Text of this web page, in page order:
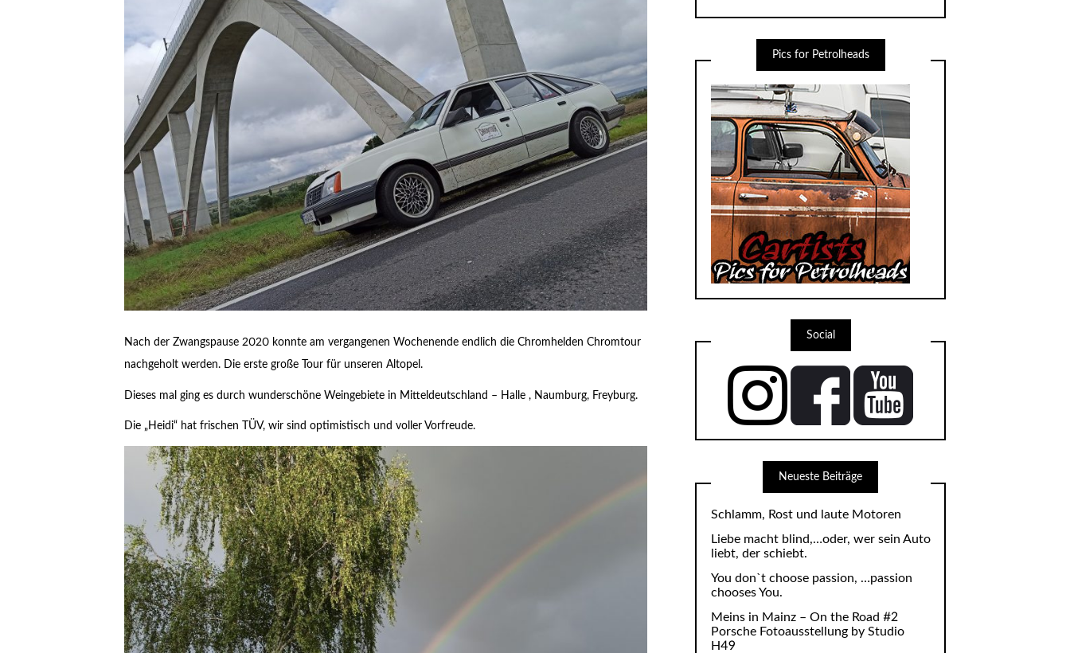
Nach der Zwangspause 2020 konnte am vergangenen Wochenende endlich die Chromhelden Chromtour
nachgeholt werden. Die erste große Tour für unseren Altopel.
Dieses mal ging es durch wunderschöne Weingebiete in Mitteldeutschland – Halle , Naumburg, Freyburg.
Die „Heidi“ hat frischen TÜV, wir sind optimistisch und voller Vorfreude.
Pics for Petrolheads
Social
Neueste Beiträge
Schlamm, Rost und laute Motoren
Liebe macht blind,…oder, wer sein Auto
liebt, der schiebt.
You don`t choose passion, …passion
chooses You.
Meins in Mainz – On the Road #2
Porsche Fotoausstellung by Studio
H49